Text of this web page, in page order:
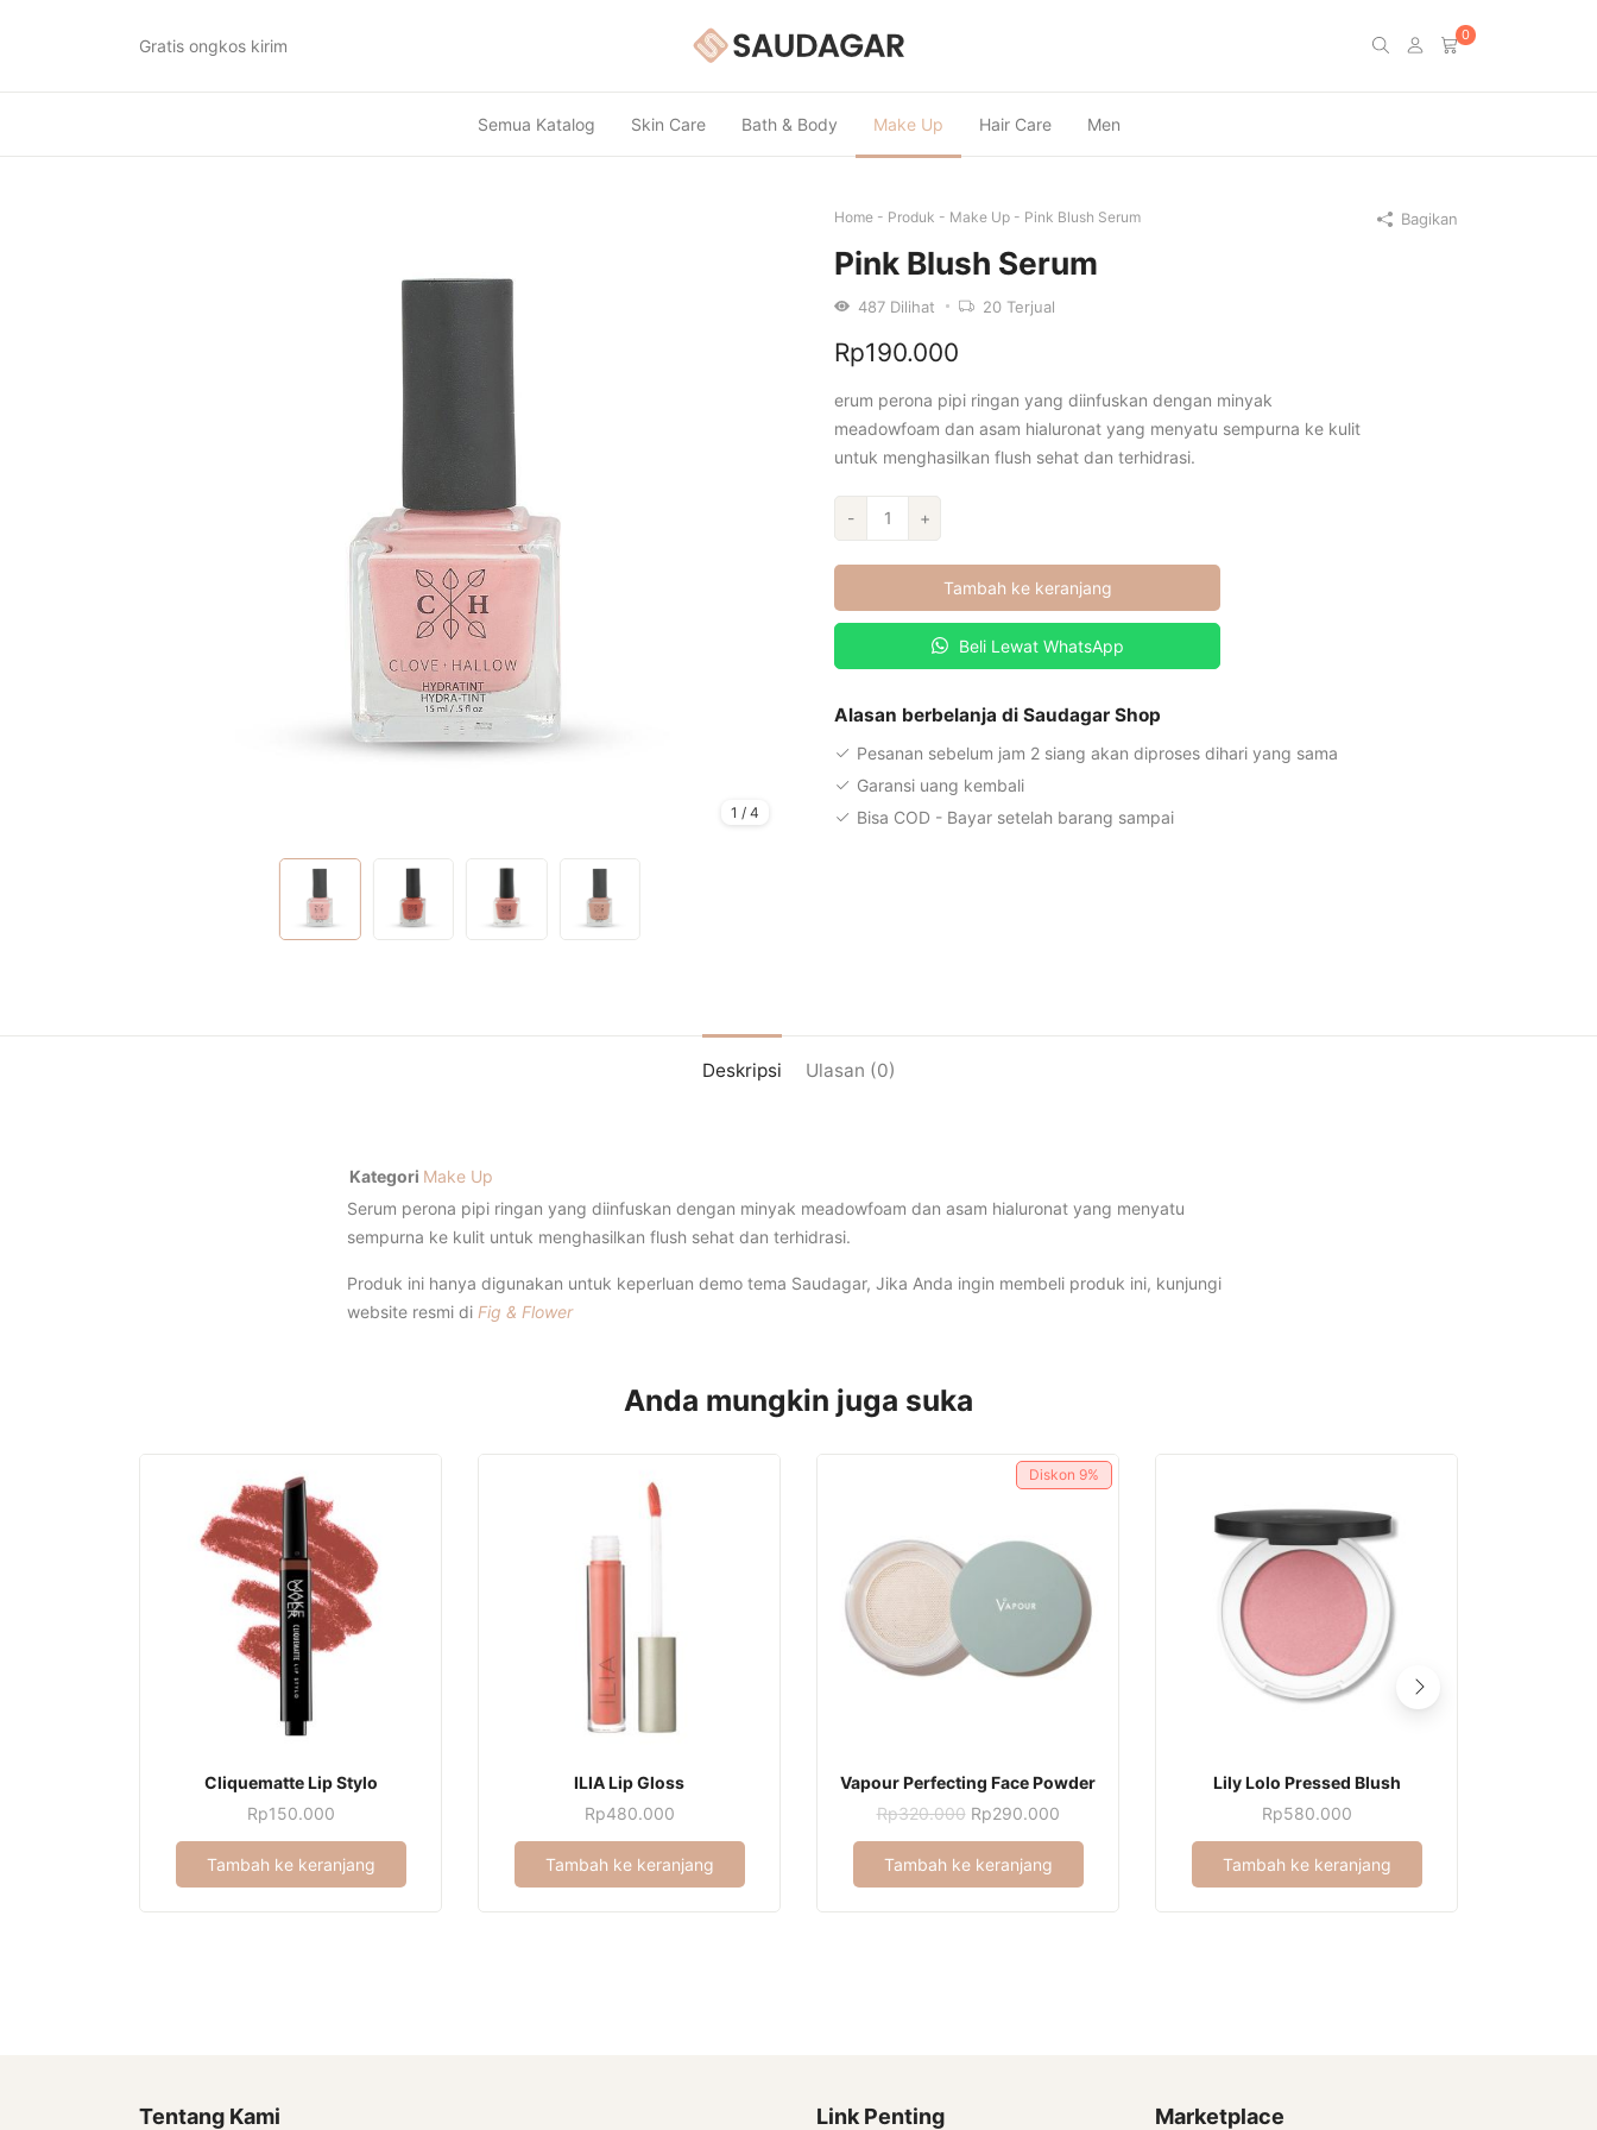
Gratis ongkos kirim
0
Semua Katalog Skin Care Bath & Body Make Up Hair Care Men
1 / 4
Home - Produk - Make Up - Pink Blush Serum
Pink Blush Serum
487 Dilihat 20 Terjual
Rp190.000
erum perona pipi ringan yang diinfuskan dengan minyak
meadowfoam dan asam hialuronat yang menyatu sempurna ke kulit
untuk menghasilkan flush sehat dan terhidrasi.
-
Kuantitas
Pink
Blush
+
Tambah ke keranjang
Beli Lewat WhatsApp
Alasan berbelanja di Saudagar Shop
Pesanan sebelum jam 2 siang akan diproses dihari yang sama
Garansi uang kembali
Bisa COD - Bayar setelah barang sampai
Bagikan
Deskripsi Ulasan (0)
Kategori Make Up
Serum perona pipi ringan yang diinfuskan dengan minyak meadowfoam dan asam hialuronat yang menyatu
sempurna ke kulit untuk menghasilkan flush sehat dan terhidrasi.
Produk ini hanya digunakan untuk keperluan demo tema Saudagar, Jika Anda ingin membeli produk ini, kunjungi
website resmi di Fig & Flower
Anda mungkin juga suka
Cliquematte Lip Stylo
Rp150.000
Tambah ke keranjang
ILIA Lip Gloss
Rp480.000
Tambah ke keranjang
Diskon 9%
Vapour Perfecting Face Powder
Rp320.000 Harga
Rp320.000.
Rp290.000Harga
Rp290.000.
Tambah ke keranjang
Lily Lolo Pressed Blush
Rp580.000
Tambah ke keranjang
Tentang Kami Link Penting Marketplace